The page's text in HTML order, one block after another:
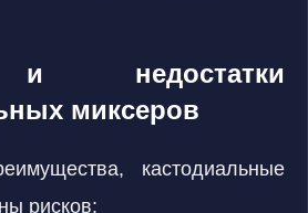
недостатки
миксеров
кастодиальные
рисков: